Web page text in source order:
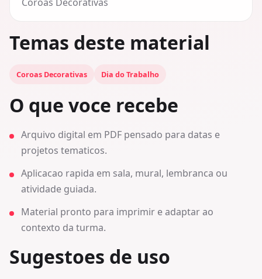
Temas deste material
Coroas Decorativas Dia do Trabalho
O que voce recebe
Arquivo digital em PDF pensado para datas e
projetos tematicos.
Aplicacao rapida em sala, mural, lembranca ou
atividade guiada.
Material pronto para imprimir e adaptar ao
contexto da turma.
Sugestoes de uso